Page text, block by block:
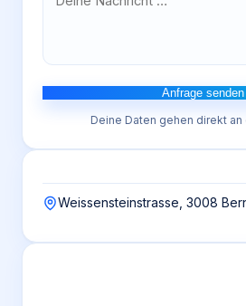
Anfrage senden
Deine Daten gehen direkt an
Weissensteinstrasse, 3008